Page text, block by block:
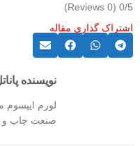
0/5
(0 Reviews)
اشتراک گذاری مقاله
نویسنده
لورم ایپسوم
صنعت چاپ و